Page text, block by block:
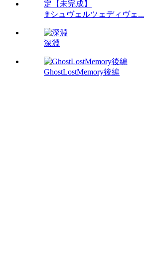
✟シュヴェルツェディヴェ...
深淵
GhostLostMemory後編